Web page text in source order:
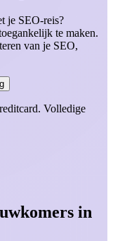
je SEO-reis?
te maken.
van je SEO,
Volledige
in